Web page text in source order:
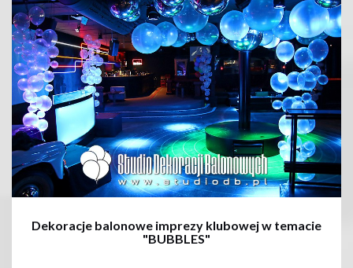
+
Dekoracje balonowe imprezy klubowej w temacie
"BUBBLES"